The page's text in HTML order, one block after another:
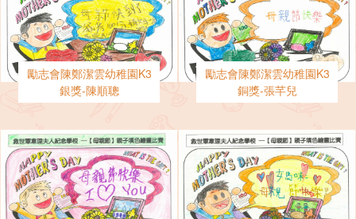
勵志會陳鄭潔雲幼稚園K3
銀獎-陳順聰
勵志會陳鄭潔雲幼稚園K3
銅獎-張芊兒